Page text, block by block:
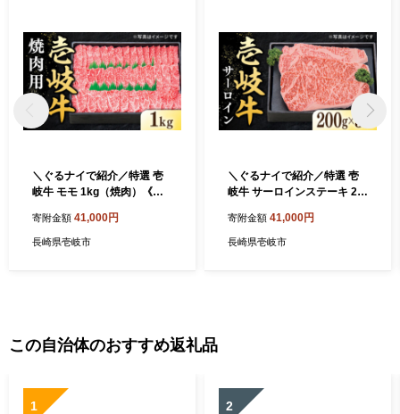
＼ぐるナイで紹介／特選 壱
岐牛 モモ 1kg（焼肉）《壱
7] 肉 牛肉 モモ 赤身 焼肉 焼
き肉 焼肉用 BBQ 41000 410
寄附金額 41,000円
長崎県壱岐市
＼ぐるナイで紹介／特選 壱
岐牛 サーロインステーキ 20
4] 肉 牛肉 サーロイン ステー
キ サーロインステーキ 赤身
寄附金額 41,000円
長崎県壱岐市
この自治体のおすすめ返礼品
1 2